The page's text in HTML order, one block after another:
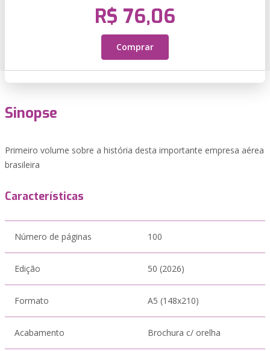
R$ 76,06
Comprar
Sinopse
Primeiro volume sobre a história desta importante empresa aérea
brasileira
Características
Número de páginas 100
Edição 50 (2026)
Formato A5 (148x210)
Acabamento Brochura c/ orelha